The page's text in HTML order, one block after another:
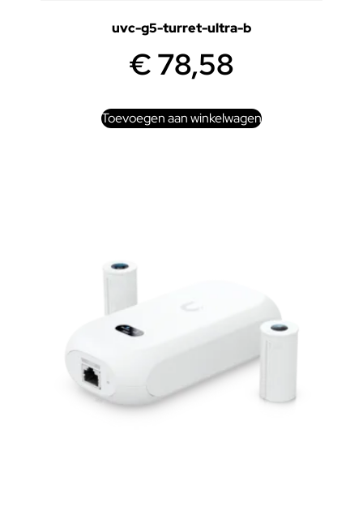
uvc-g5-turret-ultra-b
€78,58
Toevoegen aan winkelwagen